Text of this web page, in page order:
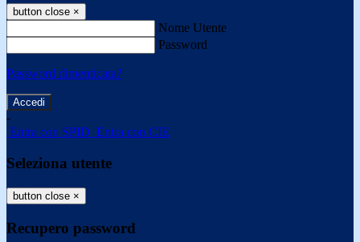
button close ×
Nome Utente
Password
Password dimenticata?
-
Entra con SPID Entra con CIE
Seleziona utente
button close ×
Recupero password